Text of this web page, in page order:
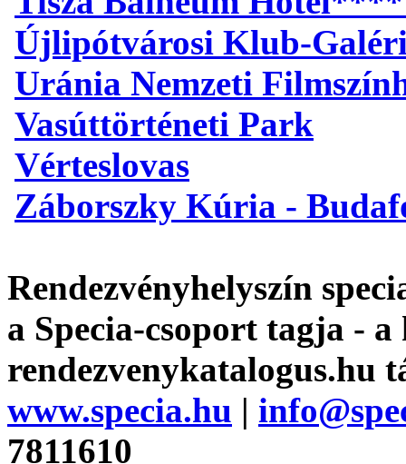
Újlipótvárosi Klub-
Uránia Nemzeti
Vasúttörténeti Park
Vérteslovas
Záborszky Kúria -
Rendezvényhelyszín
a Specia-csoport tagja -
rendezvenykatalogus.hu
www.specia.hu |
7811610